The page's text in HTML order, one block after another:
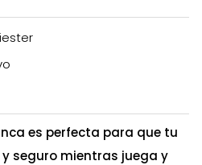
es perfecta para que tu
seguro mientras juega y